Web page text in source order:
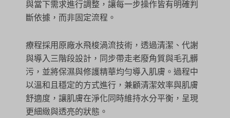
與當下需求進行調整，讓每一步操作皆有明確判
斷依據，而非固定流程。
療程採用原廠水飛梭渦流技術，透過清潔、代謝
與導入三階段設計，同步帶走老廢角質與毛孔髒
污，並將保濕與修護精華均勻導入肌膚。過程中
以溫和且穩定的方式進行，兼顧清潔效率與肌膚
舒適度，讓肌膚在淨化同時維持水分平衡，呈現
更細緻與透亮的狀態。